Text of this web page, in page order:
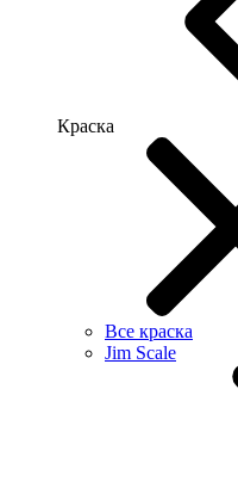
Краска
Все краска
Jim Scale